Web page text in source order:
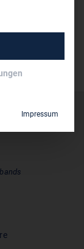
Impressum